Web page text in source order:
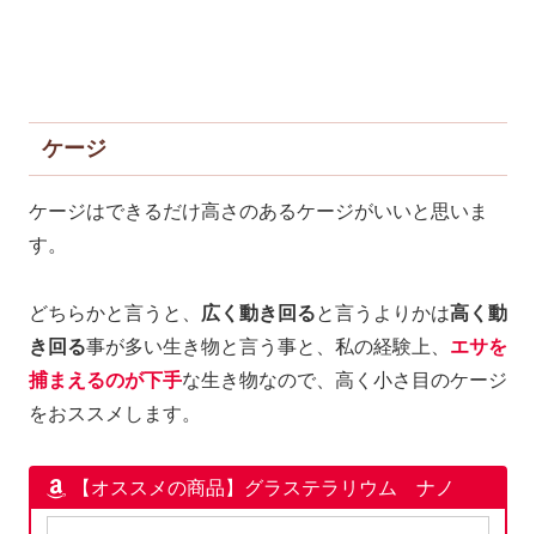
ケージ
ケージはできるだけ高さのあるケージがいいと思いま
す。
どちらかと言うと、 広く動き回ると言うよりかは高く動
き回る事が多い生き物と言う事と、私の経験上、 エサを
捕まえるのが下手な生き物なので、高く小さ目のケージ
をおススメします。
【オススメの商品】グラステラリウム ナノ